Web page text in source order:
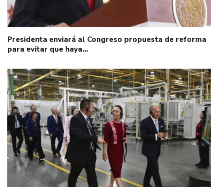
Presidenta enviará al Congreso propuesta de reforma
para evitar que haya…